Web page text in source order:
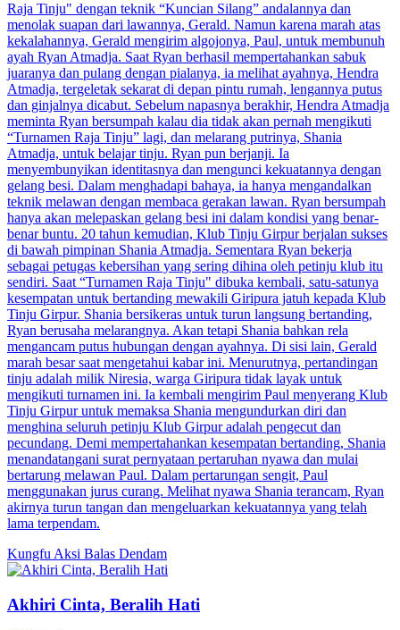
Raja Tinju" dengan teknik “Kuncian Silang” andalannya dan
menolak suapan dari lawannya, Gerald. Namun karena marah atas
kekalahannya, Gerald mengirim algojonya, Paul, untuk membunuh
ayah Ryan Atmadja. Saat Ryan berhasil mempertahankan sabuk
juaranya dan pulang dengan pialanya, ia melihat ayahnya, Hendra
Atmadja, tergeletak sekarat di depan pintu rumah, lengannya putus
dan ginjalnya dicabut. Sebelum napasnya berakhir, Hendra Atmadja
meminta Ryan bersumpah kalau dia tidak akan pernah mengikuti
“Turnamen Raja Tinju” lagi, dan melarang putrinya, Shania
Atmadja, untuk belajar tinju. Ryan pun berjanji. Ia
menyembunyikan identitasnya dan mengunci kekuatannya dengan
gelang besi. Dalam menghadapi bahaya, ia hanya mengandalkan
teknik melawan dengan membaca gerakan lawan. Ryan bersumpah
hanya akan melepaskan gelang besi ini dalam kondisi yang benar-
benar buntu. 20 tahun kemudian, Klub Tinju Girpur berjalan sukses
di bawah pimpinan Shania Atmadja. Sementara Ryan bekerja
sebagai petugas kebersihan yang sering dihina oleh petinju klub itu
sendiri. Saat “Turnamen Raja Tinju" dibuka kembali, satu-satunya
kesempatan untuk bertanding mewakili Giripura jatuh kepada Klub
Tinju Girpur. Shania bersikeras untuk turun langsung bertanding,
Ryan berusaha melarangnya. Akan tetapi Shania bahkan rela
mengancam putus hubungan dengan ayahnya. Di sisi lain, Gerald
marah besar saat mengetahui kabar ini. Menurutnya, pertandingan
tinju adalah milik Niresia, warga Giripura tidak layak untuk
mengikuti turnamen ini. Ia kembali mengirim Paul menyerang Klub
Tinju Girpur untuk memaksa Shania mengundurkan diri dan
menghina seluruh petinju Klub Girpur adalah pengecut dan
pecundang. Demi mempertahankan kesempatan bertanding, Shania
menandatangani surat pernyataan pertaruhan nyawa dan mulai
bertarung melawan Paul. Dalam pertarungan sengit, Paul
menggunakan jurus curang. Melihat nyawa Shania terancam, Ryan
akirnya turun tangan dan mengeluarkan kekuatannya yang telah
lama terpendam.
Kungfu Aksi Balas Dendam
Akhiri Cinta, Beralih Hati